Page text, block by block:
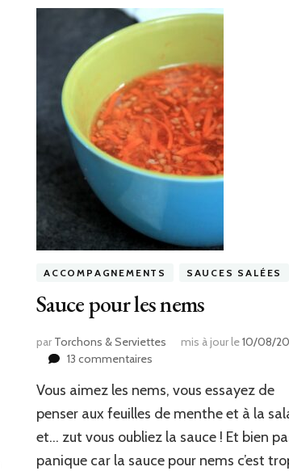
ACCOMPAGNEMENTS SAUCES SALÉES
Sauce pour les nems
par Torchons & Serviettes mis à jour le10/08/
13 commentairessur
pour
les
Vous aimez les nems, vous essayez de
penser aux feuilles de menthe et à la
et… zut vous oubliez la sauce ! Et bien
panique car la sauce pour nems c’est